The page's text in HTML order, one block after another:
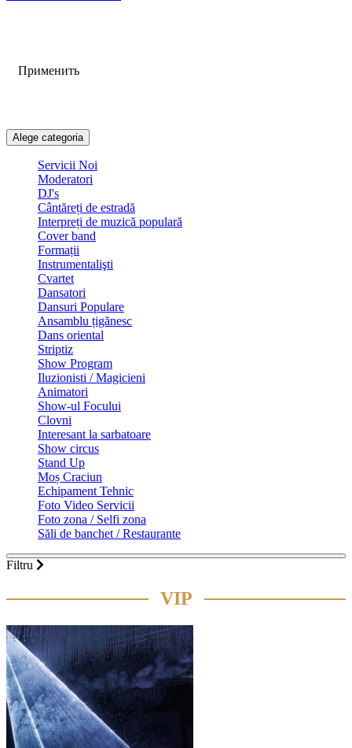
Alege categoria
Servicii Noi
Moderatori
DJ's
Сântăreți de estradă
Interpreți de muzică populară
Сover band
Formații
Instrumentalişti
Cvartet
Dansatori
Dansuri Populare
Ansamblu țigănesc
Dans oriental
Striptiz
Show Program
Iluzionisti / Magicieni
Animatori
Show-ul Focului
Clovni
Interesant la sarbatoare
Show circus
Stand Up
Moș Craciun
Echipament Tehnic
Foto Video Servicii
Foto zona / Selfi zona
Săli de banchet / Restaurante
Применить
Filtru
VIP